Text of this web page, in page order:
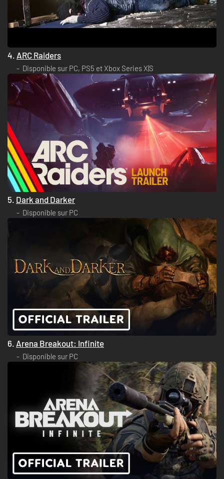
4. ARC Raiders
Disponible sur PC, PS5 et Xbox Series X|S
5. Dark and Darker
Disponible sur PC
6. Arena Breakout: Infinite
Disponible sur PC